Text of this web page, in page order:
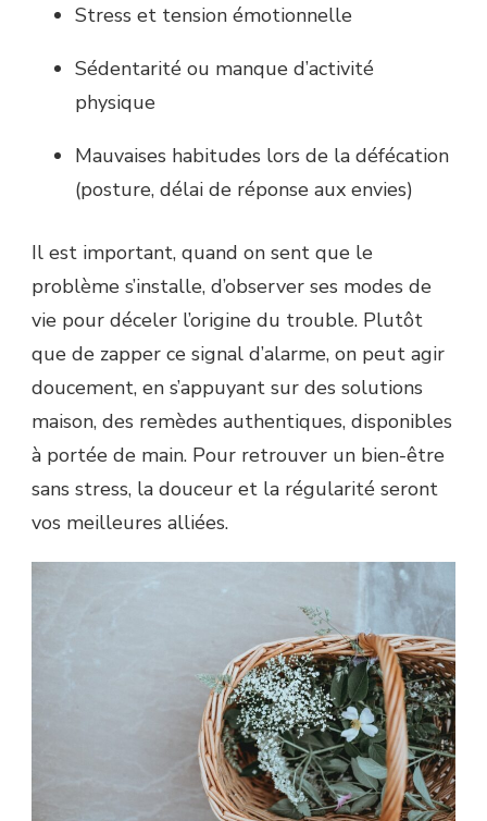
Stress et tension émotionnelle
Sédentarité ou manque d’activité
physique
Mauvaises habitudes lors de la défécation
(posture, délai de réponse aux envies)
Il est important, quand on sent que le
problème s’installe, d’observer ses modes de
vie pour déceler l’origine du trouble. Plutôt
que de zapper ce signal d’alarme, on peut agir
doucement, en s’appuyant sur des solutions
maison, des remèdes authentiques, disponibles
à portée de main. Pour retrouver un bien-être
sans stress, la douceur et la régularité seront
vos meilleures alliées.